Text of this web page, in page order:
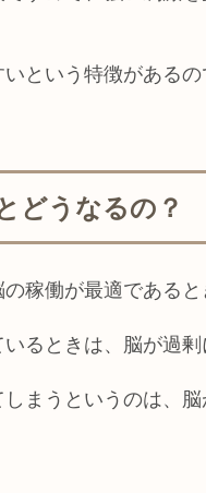
という特徴があるの
どうなるの？
稼働が最適であると
るときは、脳が過剰
まうというのは、